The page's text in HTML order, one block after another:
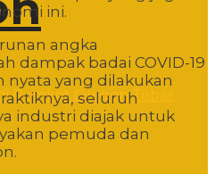
ini.
angka
dampak badai COVID-19
yang dilakukan
seluruh
industri diajak untuk
pemuda dan